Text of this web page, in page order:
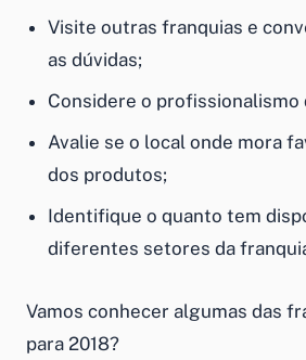
Visite outras franquias e
as dúvidas;
Considere o profissionalismo
Avalie se o local onde mora
dos produtos;
Identifique o quanto tem
diferentes setores da
Vamos conhecer algumas das
para 2018?